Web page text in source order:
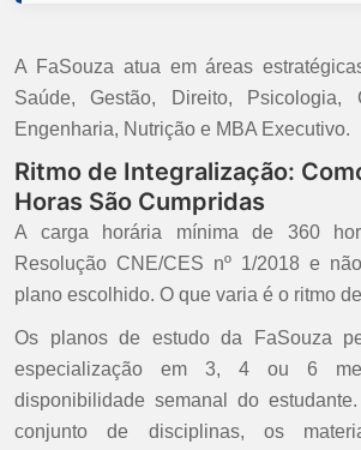
A FaSouza atua em áreas
Saúde, Gestão, Direito, Psicologia,
Engenharia, Nutrição e MBA Executivo.
Ritmo de Integralização:
Horas São Cumpridas
A carga horária mínima de 360
Resolução CNE/CES nº 1/2018 e
plano escolhido. O que varia é o ritmo
Os planos de estudo da FaSouza
especialização em 3, 4 ou 6
disponibilidade semanal do
conjunto de disciplinas, os